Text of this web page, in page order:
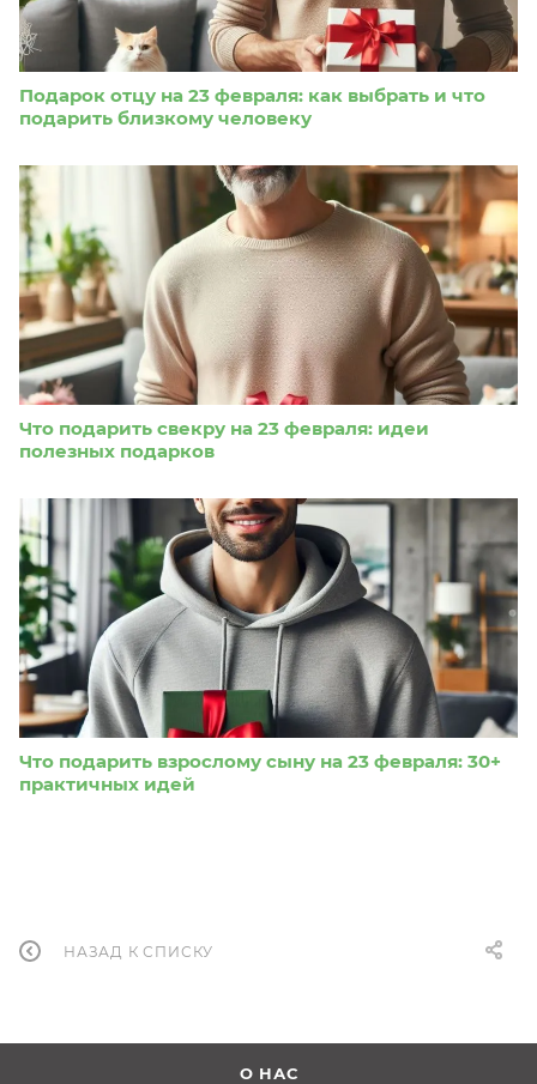
Подарок отцу на 23 февраля: как выбрать и что
подарить близкому человеку
Что подарить свекру на 23 февраля: идеи
полезных подарков
Что подарить взрослому сыну на 23 февраля: 30+
практичных идей
НАЗАД К СПИСКУ
О НАС